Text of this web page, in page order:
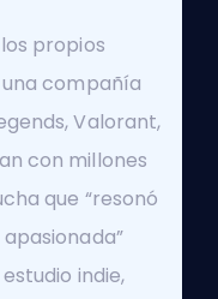
propios
compañía
Valorant,
con millones
que “resonó
indie,